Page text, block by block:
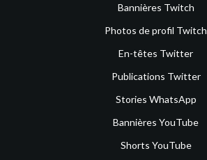
Bannières Twitch
Photos de profil Twitch
En-têtes Twitter
Publications Twitter
Stories WhatsApp
Bannières YouTube
Shorts YouTube